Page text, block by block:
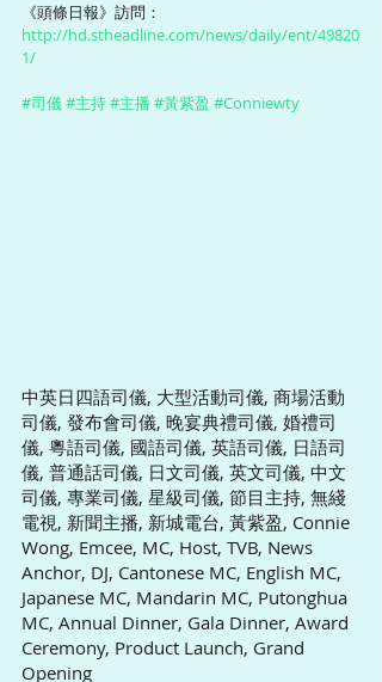
《頭條日報》訪問：
http://hd.stheadline.com/news/daily/ent/49820
1/
#司儀#主持#主播 #黃紫盈 #Conniewty
中英日四語司儀, 大型活動司儀, 商場活動
司儀, 發布會司儀, 晚宴典禮司儀, 婚禮司
儀, 粵語司儀, 國語司儀, 英語司儀, 日語司
儀, 普通話司儀, 日文司儀, 英文司儀, 中文
司儀, 專業司儀, 星級司儀, 節目主持, 無綫
電視, 新聞主播, 新城電台, 黃紫盈, Connie
Wong, Emcee, MC, Host, TVB, News
Anchor, DJ, Cantonese MC, English MC,
Japanese MC, Mandarin MC, Putonghua
MC, Annual Dinner, Gala Dinner, Award
Ceremony, Product Launch, Grand
Opening